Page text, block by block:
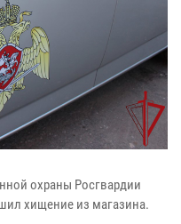
охраны Росгвардии
хищение из магазина.